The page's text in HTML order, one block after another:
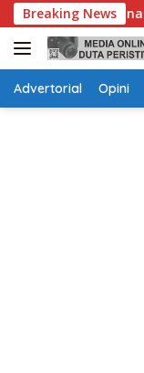
Langsung
ke
konten
Breaking News
Athfal IGABA,
Advertorial Opini